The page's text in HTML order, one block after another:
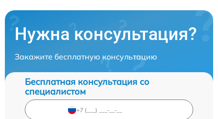
Нужна консультация?
Закажите бесплатную консультацию
Бесплатная консультация со
специалистом